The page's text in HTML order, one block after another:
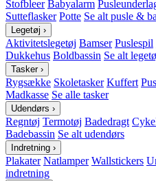
Stofbleer Babyalarm
Sutteflasker Potte Se alt pusle &
Legetøj ›
Aktivitetslegetøj Bamser Puslespil
Dukkehus Boldbassin Se alt
Tasker ›
Rygsække Skoletasker Kuffert
Madkasse Se alle tasker
Udendørs ›
Regntøj Termotøj Badedragt
Badebassin Se alt udendørs
Indretning ›
Plakater Natlamper Wallstickers
indretning